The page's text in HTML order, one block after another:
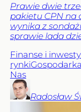
Prawie dwie
pakietu CPN na
wynika z
sprawie lada
Finanse i
rynkiGospodarka
Nas
Radosław